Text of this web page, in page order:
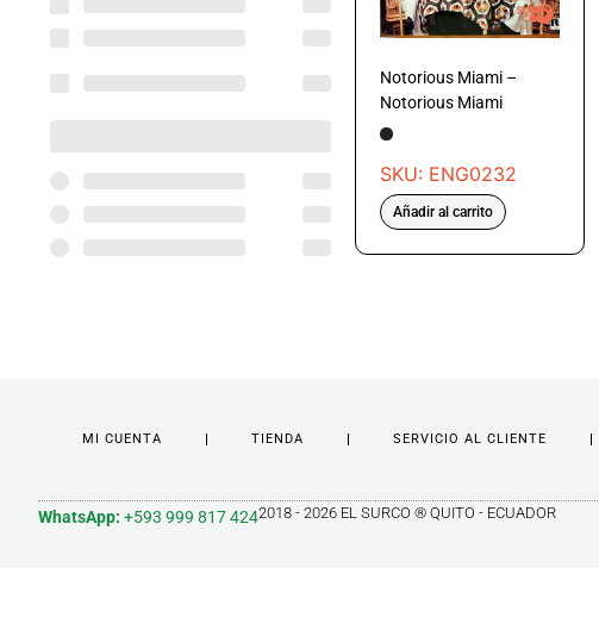
Notorious Miami –
Notorious Miami
SKU: ENG0232
Añadir al carrito
MI CUENTA TIENDA SERVICIO AL CLIENTE
WhatsApp: +593 999 817 4242018 - 2026 EL SURCO ® QUITO - ECUADOR